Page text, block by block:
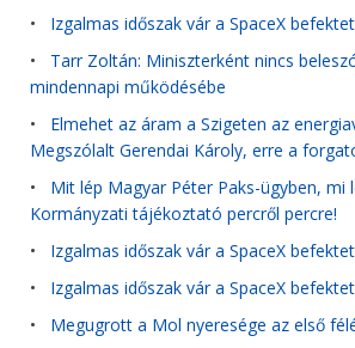
• Izgalmas időszak vár a SpaceX
• Tarr Zoltán: Miniszterként nincs
mindennapi működésébe
• Elmehet az áram a Szigeten az
Megszólalt Gerendai Károly, erre a
• Mit lép Magyar Péter Paks-ügyben, mi
Kormányzati tájékoztató percről percre!
• Izgalmas időszak vár a SpaceX
• Izgalmas időszak vár a SpaceX
• Megugrott a Mol nyeresége az első